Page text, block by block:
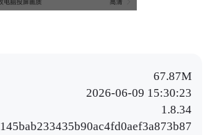
67.87M
2026-06-09 15:30:23
1.8.34
145bab233435b90ac4fd0aef3a873b87